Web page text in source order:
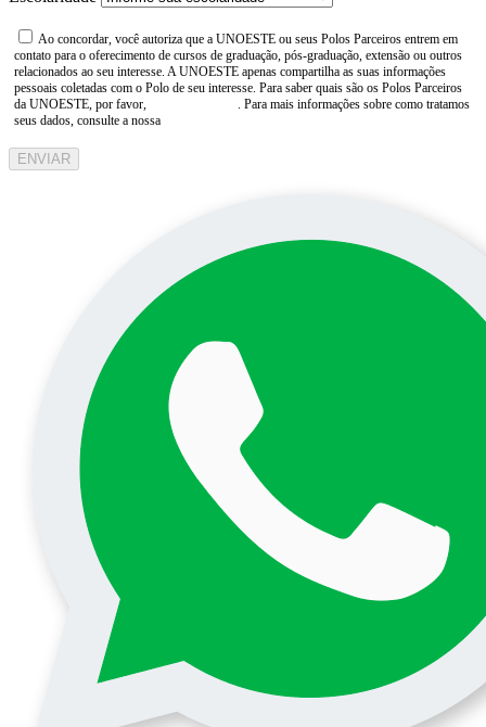
Ao concordar, você autoriza que a UNOESTE ou seus Polos Parceiros entrem em
contato para o oferecimento de cursos de graduação, pós-graduação, extensão ou outros
relacionados ao seu interesse. A UNOESTE apenas compartilha as suas informações
pessoais coletadas com o Polo de seu interesse. Para saber quais são os Polos Parceiros
da UNOESTE, por favor,
. Para mais informações sobre como tratamos
seus dados, consulte a nossa
ENVIAR